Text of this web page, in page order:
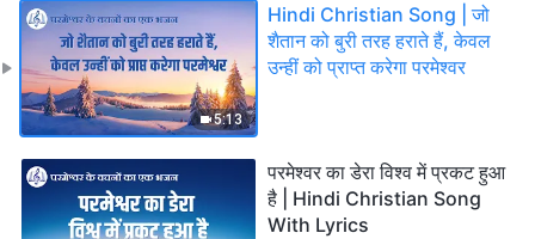
5:13
Hindi Christian Song | जो
शैतान को बुरी तरह हराते हैं, केवल
उन्हीं को प्राप्त करेगा परमेश्वर
परमेश्वर का डेरा विश्व में प्रकट हुआ
है | Hindi Christian Song
With Lyrics